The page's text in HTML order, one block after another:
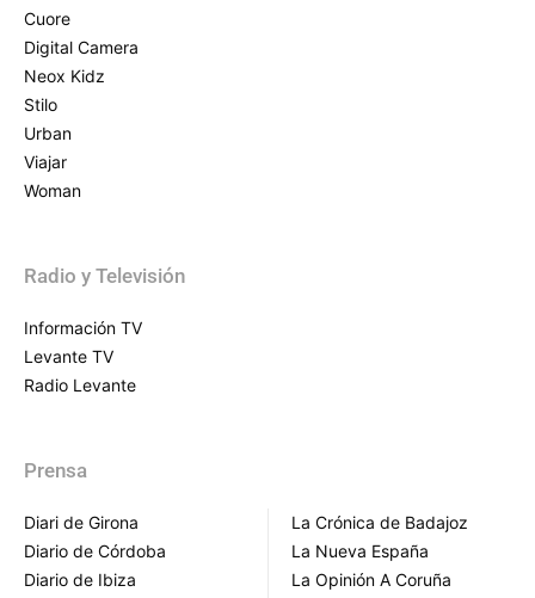
Cuore
Digital Camera
Neox Kidz
Stilo
Urban
Viajar
Woman
Radio y Televisión
Información TV
Levante TV
Radio Levante
Prensa
Diari de Girona
Diario de Córdoba
Diario de Ibiza
La Crónica de Badajoz
La Nueva España
La Opinión A Coruña